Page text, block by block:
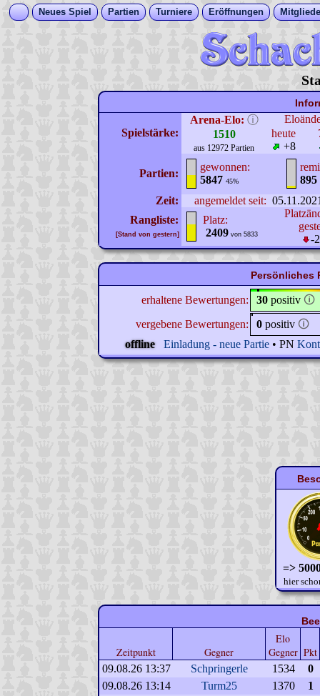
Neues Spiel Partien Turniere Eröffnungen
Spielstärke:
Arena-Elo: ⓘ
1510
aus 12972 Partien
heute
+8
Partien:
gewonnen:
5847 45%
895
Zeit:
angemeldet seit:
Rangliste:
[Stand von gestern]
Platz:
2409 von 5833
-
Persönliches
erhaltene Bewertungen: 30 positiv 🛈
vergebene Bewertungen:
0 positiv 🛈
offline
Einladung - neue Partie • PN
=>
hier
Zeitpunkt Gegner
Elo
Gegner Pkt
09.08.26 13:37 Schpringerle 1534
0
09.08.26 13:14
Turm25 1370
1